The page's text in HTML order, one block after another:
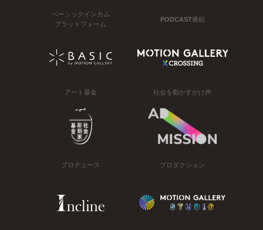
ベーシックインカム
プラットフォーム
PODCAST番組
アート基金 社会を動かすかけ声
プロデュース プロダクション